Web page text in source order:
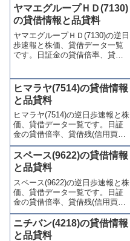
歩)、東証の週末残高、規制(注意
喚起・申込停止)など、空売り関
連情報を集計し、図解でわかり
やすくまとめて掲載していま
す。
ヤマエグループＨＤ(7130)
の貸借情報と品貸料
ヤマエグループＨＤ(7130)の逆日
歩速報と株価、貸借データ一覧
です。日証金の貸借倍率、貸借
(注意喚起・申込停止)など、空売
り関連情報を集計し、図解でわ
かりやすくまとめて掲載してい
ます。
ヒマラヤ(7514)の貸借情報
と品貸料
ヒマラヤ(7514)の逆日歩速報と株
価、貸借データ一覧です。日証
金の貸借倍率、貸借残(信用買
残、信用売残)、品貸料(逆日
歩)、東証の週末残高、規制(注意
喚起・申込停止)など、空売り関
連情報を集計し、図解でわかり
やすくまとめて掲載していま
す。
スペース(9622)の貸借情報
と品貸料
スペース(9622)の逆日歩速報と株
価、貸借データ一覧です。日証
金の貸借倍率、貸借残(信用買
残、信用売残)、品貸料(逆日
歩)、東証の週末残高、規制(注意
喚起・申込停止)など、空売り関
ニチバン(4218)の貸借情報
と品貸料